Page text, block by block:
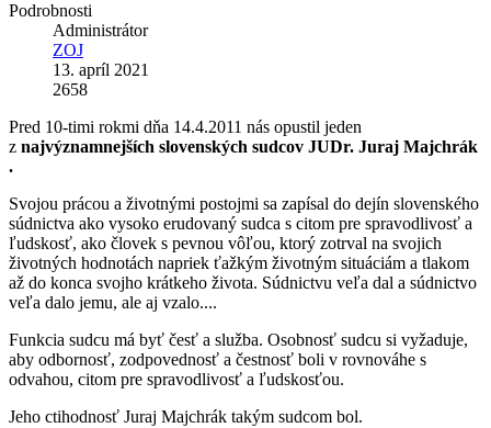
Podrobnosti
Administrátor
ZOJ
13. apríl 2021
2658
Pred 10-timi rokmi dňa 14.4.2011 nás opustil jeden
z najvýznamnejších slovenských sudcov JUDr. Juraj Majchrák
.
Svojou prácou a životnými postojmi sa zapísal do dejín slovenského
súdnictva ako vysoko erudovaný sudca s citom pre spravodlivosť a
ľudskosť, ako človek s pevnou vôľou, ktorý zotrval na svojich
životných hodnotách napriek ťažkým životným situáciám a tlakom
až do konca svojho krátkeho života. Súdnictvu veľa dal a súdnictvo
veľa dalo jemu, ale aj vzalo....
Funkcia sudcu má byť česť a služba. Osobnosť sudcu si vyžaduje,
aby odbornosť, zodpovednosť a čestnosť boli v rovnováhe s
odvahou, citom pre spravodlivosť a ľudskosťou.
Jeho ctihodnosť Juraj Majchrák takým sudcom bol.